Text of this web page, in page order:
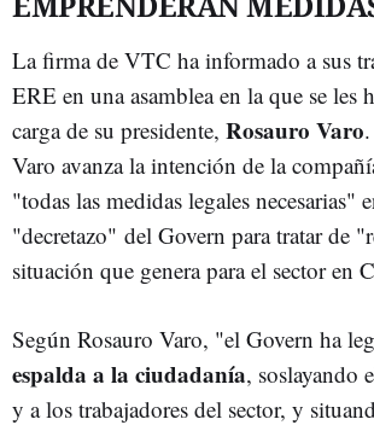
La firma de VTC ha informado a sus
ERE en una asamblea en la que se les
carga de su presidente, Rosauro Varo
Varo avanza la intención de la
"todas las medidas legales necesarias"
"decretazo" del Govern para tratar de
situación que genera para el sector en
Según Rosauro Varo, "el Govern ha
espalda a la ciudadanía, soslayando
y a los trabajadores del sector, y